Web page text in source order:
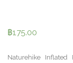
฿175.00
Naturehike Inflated